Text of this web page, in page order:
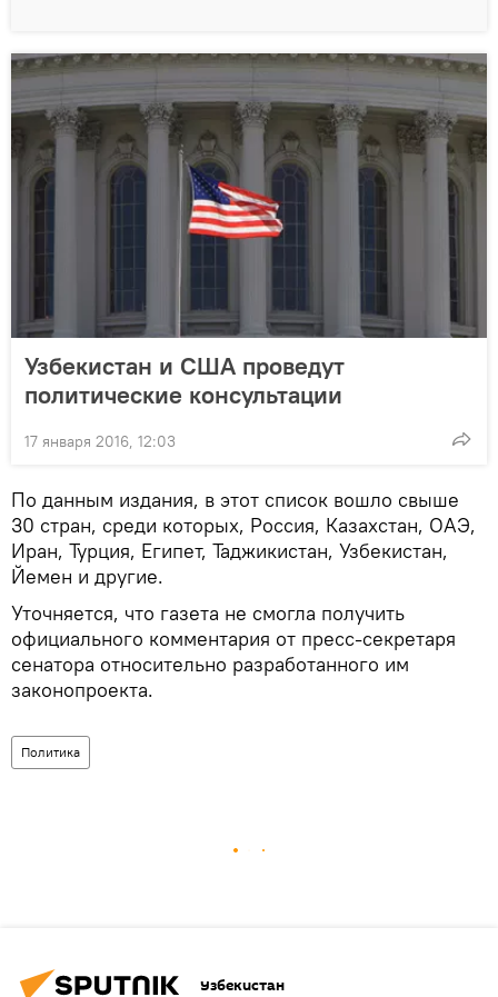
Узбекистан и США проведут
политические консультации
17 января 2016, 12:03
По данным издания, в этот список вошло свыше
30 стран, среди которых, Россия, Казахстан, ОАЭ,
Иран, Турция, Египет, Таджикистан, Узбекистан,
Йемен и другие.
Уточняется, что газета не смогла получить
официального комментария от пресс-секретаря
сенатора относительно разработанного им
законопроекта.
Политика
Узбекистан